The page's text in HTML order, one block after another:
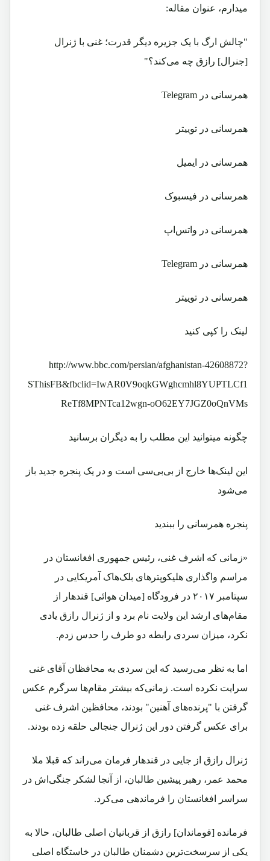
میدارم، عنوان مقاله:
"چالش ارگ با یک جزیره دیگر قدرت؛ غنی با ژنرال
[جنرال] رازق چه می‌کند؟"
همرسانی در Telegram
همرسانی در توییتر
همرسانی در ایمیل
همرسانی در فیسبوک
همرسانی در واتس‌اپ
همرسانی در Telegram
همرسانی در توییتر
لینک را کپی کنید
http://www.bbc.com/persian/afghanistan-42608872?
SThisFB&fbclid=IwAR0V9oqkGWghcmhl8YUPTLCf1
ReTf8MPNTca12wgn-oO62EY7JGZ0oQnVMs
چگونه میتوانید این مطلب را به دیگران برسانید
این لینک‌ها خارج از بی‌بی‌سی است و در یک پنجره جدید باز
می‌شود
پنجره همرسانی را ببندید
«زمانی که اشرف غنی، رئیس جمهوری افغانستان در
مراسم واگذاری هلیکوپترهای بلک‌هاک آمریکایی در
سپتامبر ۲۰۱۷ در فرودگاه [میدان هوائی] قندهار از
مقام‌های ارشد این ولایت نام برد و از ژنرال رازق یادی
نکرد، میزان سردی رابطه دو طرف را حدس زدم.
اما به نظر می‌رسید که این سردی به محافظان آقای غنی
سرایت نکرده است. زمانی‌که بیشتر مقام‌ها سرگرم عکس
گرفتن با "پرنده‌های آهنین" بودند، محافظین اشرف غنی
برای عکس گرفتن دور این ژنرال جنجالی حلقه زده بودند.
ژنرال رازق از جایی در قندهار فرمان می‌راند که قبلا ملا
محمد عمر، رهبر پیشین طالبان، از آنجا لشکر جنگی‌اش در
سراسر افغانستان را فرماندهی می‌کرد.
فرمانده [قوماندان] رازق از قربانیان اصلی طالبان، حالا به
یکی از سرسخت‌ترین دشمنان طالبان در خاستگاه اصلی